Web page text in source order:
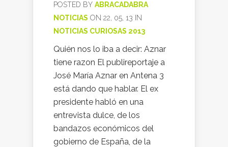
POSTED BY ABRACADABRA
NOTICIAS ON 22, 05, 13 IN
NOTICIAS CURIOSAS 2013
Quién nos lo iba a decir: Aznar
tiene razon El publireportaje a
José María Aznar en Antena 3
está dando que hablar. El ex
presidente habló en una
entrevista dulce, de los
bandazos económicos del
gobierno de España, de la